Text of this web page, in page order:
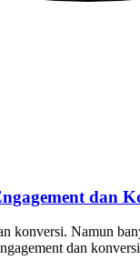
dan
konversi. Namun
dan konversi